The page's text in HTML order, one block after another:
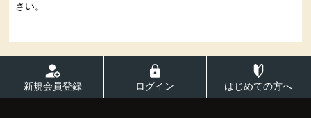
さい。
新規会員登録 ログイン はじめての方へ